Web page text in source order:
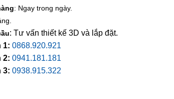
: Ngay trong ngày.
: Tư vấn thiết kế 3D và lắp đặt.
1: 0868.920.921
2: 0941.181.181
3: 0938.915.322